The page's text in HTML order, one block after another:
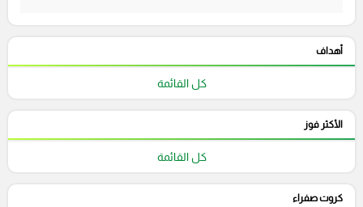
أهداف
كل القائمة
الأكثر فوز
كل القائمة
كروت صفراء